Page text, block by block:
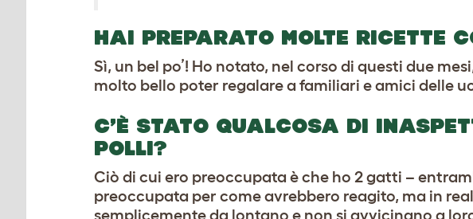
HAI PREPARATO MOLTE RICETTE
Sì, un bel po’! Ho notato, nel corso di questi due
molto bello poter regalare a familiari e amici delle
C’È STATO QUALCOSA DI
POLLI?
Ciò di cui ero preoccupata è che ho 2 gatti –
preoccupata per come avrebbero reagito, ma in
semplicemente da lontano e non si avvicinano a